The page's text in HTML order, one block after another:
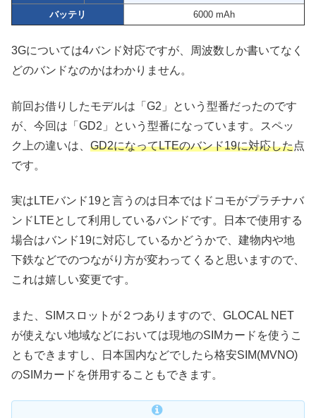
バッテリ
6000 mAh
3Gについては4バンド対応ですが、周波数しか書いてなく
どのバンドなのかはわかりません。
前回お借りしたモデルは「G2」という型番だったのです
が、今回は「GD2」という型番になっています。スペッ
ク上の違いは、 GD2になってLTEのバンド19に対応した点
です。
実はLTEバンド19と言うのは日本ではドコモがプラチナバ
ンドLTEとして利用しているバンドです。日本で使用する
場合はバンド19に対応しているかどうかで、建物内や地
下鉄などでのつながり方が変わってくると思いますので、
これは嬉しい変更です。
また、SIMスロットが２つありますので、GLOCAL NET
が使えない地域などにおいては現地のSIMカードを使うこ
ともできますし、日本国内などでしたら格安SIM(MVNO)
のSIMカードを併用することもできます。